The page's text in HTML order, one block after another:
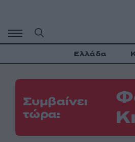
περιεχόμενο
Ελλάδα
Συμβαίνει
τώρα: